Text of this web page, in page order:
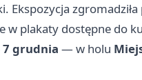
Ekspozycja
w plakaty dostępne do
7 grudnia — w holu